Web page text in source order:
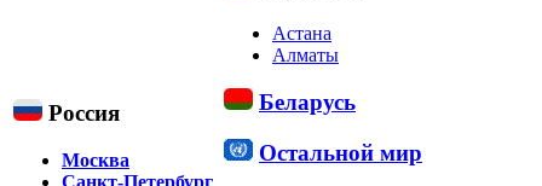
Россия
Москва
Санкт-Петербург
Астана
Алматы
Беларусь
Остальной мир